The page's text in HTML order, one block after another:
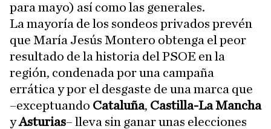
para mayo) así como las generales.
La mayoría de los sondeos privados prevén
que María Jesús Montero obtenga el peor
resultado de la historia del PSOE en la
región, condenada por una campaña
errática y por el desgaste de una marca que
–exceptuando Cataluña, Castilla-La Mancha
yAsturias– lleva sin ganar unas elecciones